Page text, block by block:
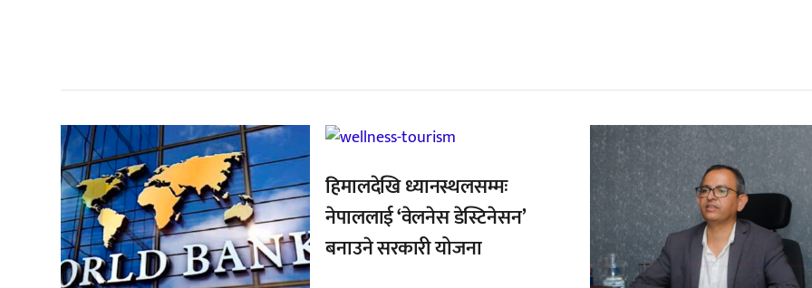
, ,
हिमालदेखि ध्यानस्थलसम्मः
नेपाललाई ‘वेलनेस डेस्टिनेसन’
बनाउने सरकारी योजना